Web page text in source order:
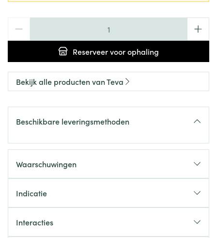
Reserveervoor ophaling
Bekijk alle producten van Teva
Beschikbare leveringsmethoden
Waarschuwingen
Indicatie
Interacties